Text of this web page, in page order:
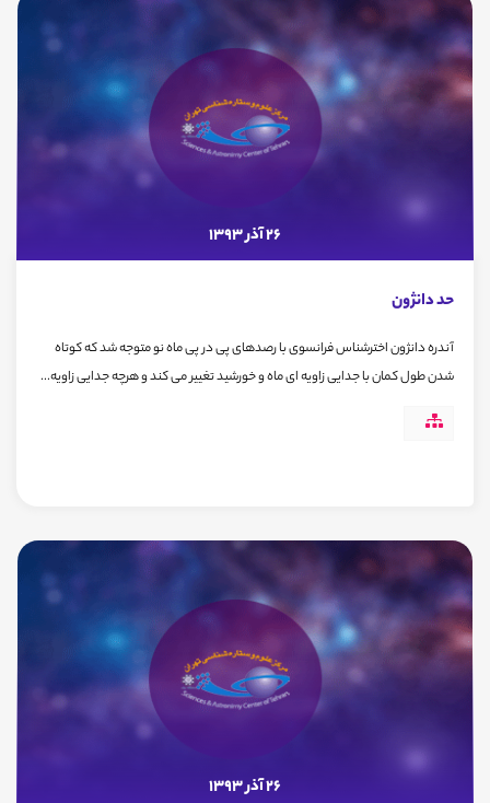
26 آذر 1393
حد دانژون
آندره دانژون اخترشناس فرانسوی با رصدهای پی در پی ماه نو متوجه شد که کوتاه
شدن طول کمان با جدایی زاویه ای ماه و خورشید تغییر می کند و هرچه جدایی زاویه...
26 آذر 1393